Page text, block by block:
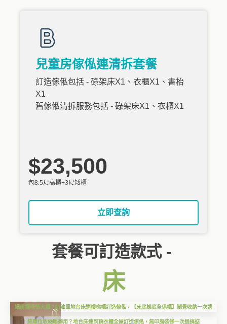
兒童房傢俬連清拆套餐
訂造傢俬包括 - 碌架床X1、衣櫃X1、書枱
X1
舊傢俬清拆服務包括 - 碌架床X1、衣櫃X1
$23,500
包8.5尺高櫃+3尺矮櫃
立即查詢
套餐可訂造款式 -
床
細房擺唔落大櫃？奶油風地台床連樓梯櫃訂造傢俬，【床底梯底全係櫃】瞓覺收納一次過
細單位收納唔夠用？地台床連到頂衣櫃全屋訂造傢俬，無印風裝修一次過搞掂